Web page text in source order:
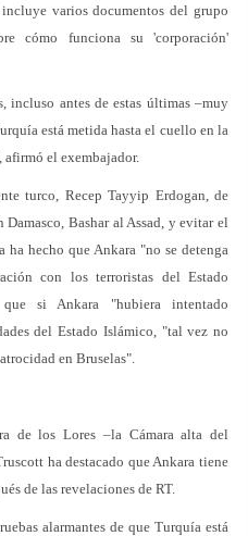
varios documentos del grupo
cómo funciona su 'corporación'
incluso antes de estas últimas –muy
está metida hasta el cuello en la
el exembajador.
turco, Recep Tayyip Erdogan, de
Bashar al Assad, y evitar el
hecho que Ankara "no se detenga
con los terroristas del Estado
si Ankara "hubiera intentado
del Estado Islámico, "tal vez no
en Bruselas".
de los Lores –la Cámara alta del
ha destacado que Ankara tiene
de las revelaciones de RT.
alarmantes de que Turquía está